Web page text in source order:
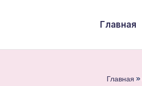
Главная
Главная »